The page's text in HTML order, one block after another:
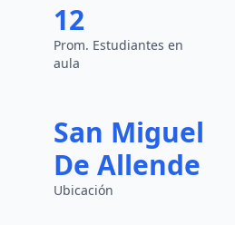
12
Prom. Estudiantes en
aula
San Miguel
De Allende
Ubicación